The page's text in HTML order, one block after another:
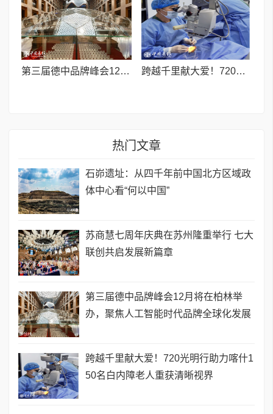
第三届德中品牌峰会12月将在柏林举办，聚焦人工智能时代品牌全球化发展 跨越千里献大爱！720光明行助力喀什150名白内障老人重获清晰视界
热门文章
石峁遗址：从四千年前中国北方区域政
体中心看“何以中国”
苏商慧七周年庆典在苏州隆重举行 七大
联创共启发展新篇章
第三届德中品牌峰会12月将在柏林举
办，聚焦人工智能时代品牌全球化发展
跨越千里献大爱！720光明行助力喀什1
50名白内障老人重获清晰视界